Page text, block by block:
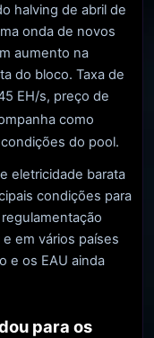
halving de abril de
onda de novos
aumento na
do bloco. Taxa de
EH/s, preço de
como
do pool.
eletricidade barata
condições para
em vários países
e os EAU ainda
para os